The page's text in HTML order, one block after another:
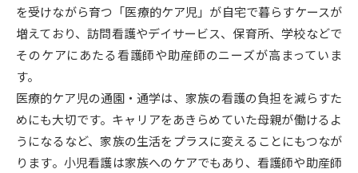
オープンキャンパス検索 実施プログラムから探す
来場型・Web型イベント特集 夢ナビライブ
受験準備 資料検索
を受けながら育つ「医療的ケア児」が自宅で暮らすケースが
増えており、訪問看護やデイサービス、保育所、学校などで
そのケアにあたる看護師や助産師のニーズが高まっていま
す。
医療的ケア児の通園・通学は、家族の看護の負担を減らすた
めにも大切です。キャリアをあきらめていた母親が働けるよ
うになるなど、家族の生活をプラスに変えることにもつなが
ります。小児看護は家族へのケアでもあり、看護師や助産師